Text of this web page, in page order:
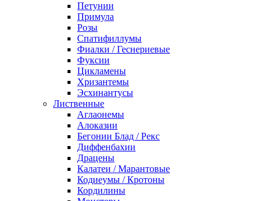
Петунии
Примула
Розы
Спатифиллумы
Фиалки / Геснериевые
Фуксии
Цикламены
Хризантемы
Эсхинантусы
Лиственные
Аглаонемы
Алоказии
Бегонии Блад / Рекс
Диффенбахии
Драцены
Калатеи / Марантовые
Кодиеумы / Кротоны
Кордилины